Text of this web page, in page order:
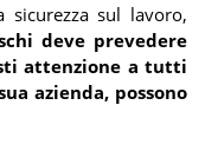
sicurezza sul lavoro,
deve prevedere
attenzione a tutti
azienda, possono